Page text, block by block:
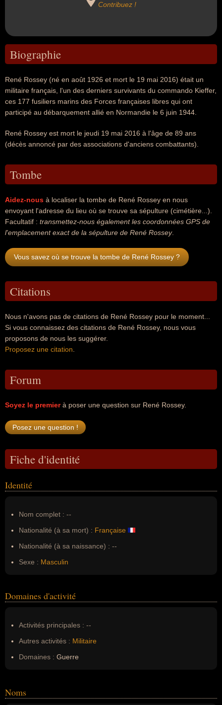
Contribuez !
Biographie
René Rossey (né en août 1926 et mort le 19 mai 2016) était un
militaire français, l'un des derniers survivants du commando Kieffer,
ces 177 fusiliers marins des Forces françaises libres qui ont
participé au débarquement allié en Normandie le 6 juin 1944.
René Rossey est mort le jeudi 19 mai 2016 à l'âge de 89 ans
(décès annoncé par des associations d'anciens combattants).
Tombe
Aidez-nous à localiser la tombe de René Rossey en nous
envoyant l'adresse du lieu où se trouve sa sépulture (cimétière...).
Facultatif : transmettez-nous également les coordonnées GPS de
l'emplacement exact de la sépulture de René Rossey.
Vous savez où se trouve la tombe de René Rossey ?
Citations
Nous n'avons pas de citations de René Rossey pour le moment...
Si vous connaissez des citations de René Rossey, nous vous
proposons de nous les suggérer.
Proposez une citation
Forum
Soyez le premierà poser une question sur René Rossey.
Fiche d'identité
Identité
Nom complet : --
Nationalité (à sa mort) : Française
Nationalité (à sa naissance) : --
Sexe : Masculin
Domaines d'activité
Activités principales : --
Autres activités : Militaire
Domaines : Guerre
Noms